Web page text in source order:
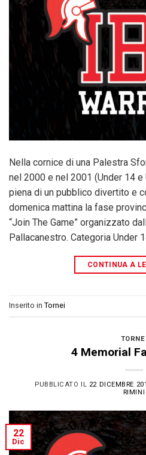
Nella cornice di una Palestra
nel 2000 e nel 2001 (Under 14 e
piena di un pubblico divertito e
domenica mattina la fase
“Join The Game” organizzato
Pallacanestro. Categoria Under
CONTINUA A
Inserito in Tornei
4 Memorial
PUBBLICATO IL 22 DICEMBRE
RIMINI
22
Dic